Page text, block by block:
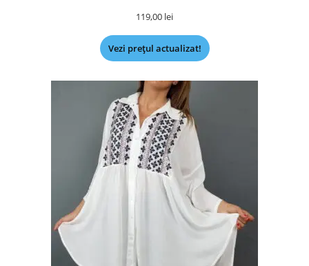
119,00 lei
Vezi prețul actualizat!